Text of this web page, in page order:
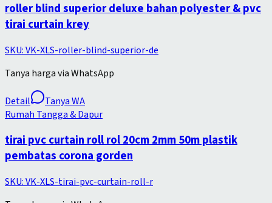
roller blind superior deluxe bahan polyester & pvc
tirai curtain krey
SKU:VK-XLS-roller-blind-superior-de
Tanya harga via WhatsApp
Detail
Tanya WA
Rumah Tangga & Dapur
tirai pvc curtain roll rol 20cm 2mm 50m plastik
pembatas corona gorden
SKU:VK-XLS-tirai-pvc-curtain-roll-r